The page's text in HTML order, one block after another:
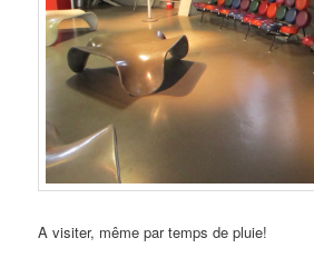
A visiter, même par temps de pluie!